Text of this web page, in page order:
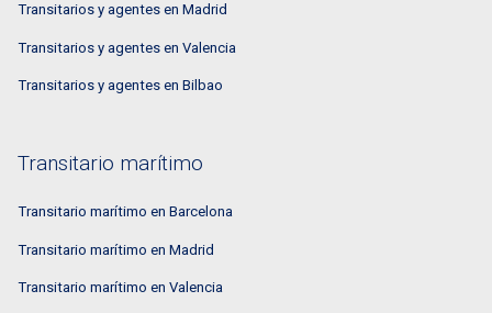
Transitarios y agentes en Madrid
Transitarios y agentes en Valencia
Transitarios y agentes en Bilbao
Transitario marítimo
Transitario marítimo en Barcelona
Transitario marítimo en Madrid
Transitario marítimo en Valencia